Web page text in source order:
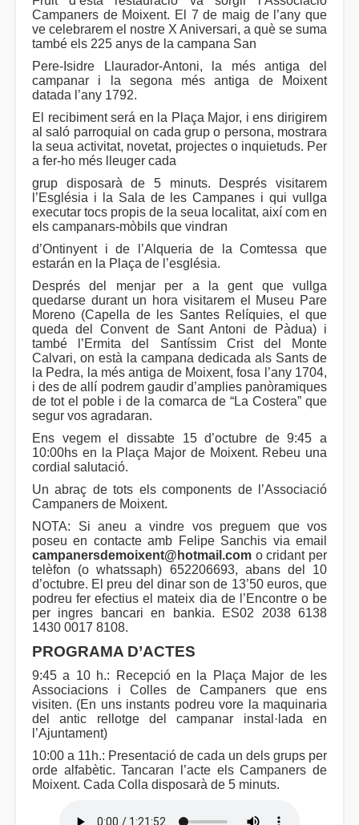
Campaners de Moixent. El 7 de maig de l’any que
ve celebrarem el nostre X Aniversari, a què se suma
també els 225 anys de la campana San
Pere-Isidre Llaurador-Antoni, la més antiga del
campanar i la segona més antiga de Moixent
datada l’any 1792.
El recibiment será en la Plaça Major, i ens dirigirem
al saló parroquial on cada grup o persona, mostrara
la seua activitat, novetat, projectes o inquietuds. Per
a fer-ho més lleuger cada
grup disposarà de 5 minuts. Després visitarem
l’Església i la Sala de les Campanes i qui vullga
executar tocs propis de la seua localitat, així com en
els campanars-mòbils que vindran
d’Ontinyent i de l’Alqueria de la Comtessa que
estarán en la Plaça de l’església.
Després del menjar per a la gent que vullga
quedarse durant un hora visitarem el Museu Pare
Moreno (Capella de les Santes Relíquies, el que
queda del Convent de Sant Antoni de Pàdua) i
també l’Ermita del Santíssim Crist del Monte
Calvari, on està la campana dedicada als Sants de
la Pedra, la més antiga de Moixent, fosa l’any 1704,
i des de allí podrem gaudir d’amplies panòramiques
de tot el poble i de la comarca de “La Costera” que
segur vos agradaran.
Ens vegem el dissabte 15 d’octubre de 9:45 a
10:00hs en la Plaça Major de Moixent. Rebeu una
cordial salutació.
Un abraç de tots els components de l’Associació
Campaners de Moixent.
NOTA: Si aneu a vindre vos preguem que vos
poseu en contacte amb Felipe Sanchis via email
campanersdemoixent@hotmail.com o cridant per
telèfon (o whatssaph) 652206693, abans del 10
d’octubre. El preu del dinar son de 13’50 euros, que
podreu fer efectius el mateix dia de l’Encontre o be
per ingres bancari en bankia. ES02 2038 6138
1430 0017 8108.
PROGRAMA D’ACTES
9:45 a 10 h.: Recepció en la Plaça Major de les
Associacions i Colles de Campaners que ens
visiten. (En uns instants podreu vore la maquinaria
del antic rellotge del campanar instal·lada en
l’Ajuntament)
10:00 a 11h.: Presentació de cada un dels grups per
orde alfabètic. Tancaran l’acte els Campaners de
Moixent. Cada Colla disposarà de 5 minuts.